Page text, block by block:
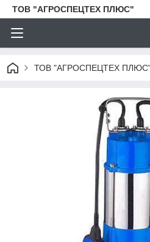
ТОВ "АГРОСПЕЦТЕХ ПЛЮС"
ТОВ "АГРОСПЕЦТЕХ